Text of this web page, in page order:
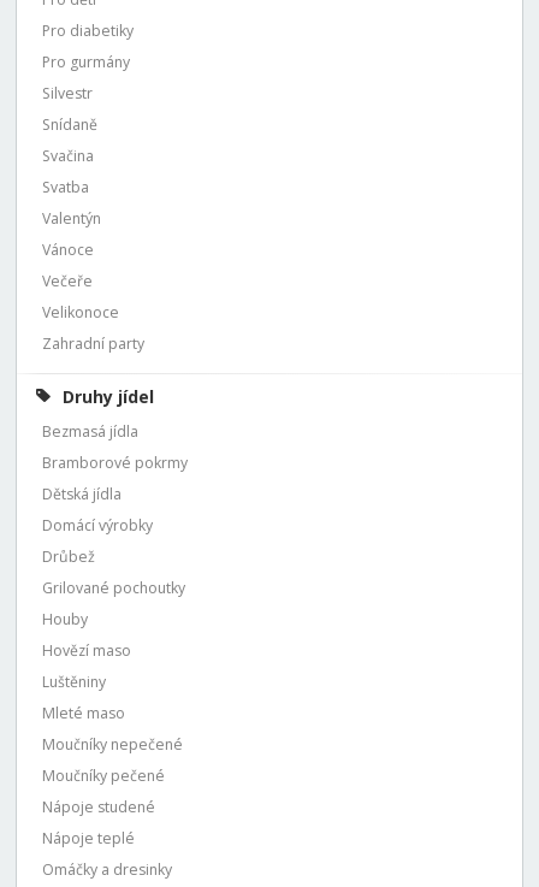
Pro diabetiky
Pro gurmány
Silvestr
Snídaně
Svačina
Svatba
Valentýn
Vánoce
Večeře
Velikonoce
Zahradní party
Druhy jídel
Bezmasá jídla
Bramborové pokrmy
Dětská jídla
Domácí výrobky
Drůbež
Grilované pochoutky
Houby
Hovězí maso
Luštěniny
Mleté maso
Moučníky nepečené
Moučníky pečené
Nápoje studené
Nápoje teplé
Omáčky a dresinky